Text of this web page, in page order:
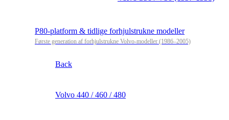
P80-platform & tidlige forhjulstrukne modeller
Første generation af forhjulstrukne Volvo-modeller (1986–2005)
Back
Volvo 440 / 460 / 480